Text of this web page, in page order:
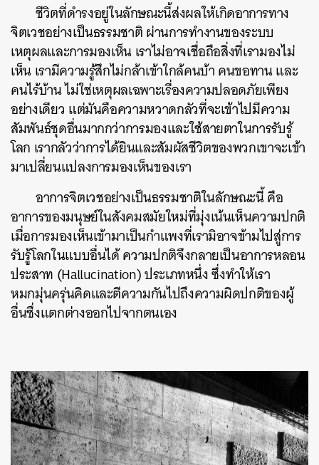
ชีวิตที่ดำรงอยู่ในลักษณะนี้ส่งผลให้เกิดอาการทาง
จิตเวชอย่างเป็นธรรมชาติ ผ่านการทำงานของระบบ
เหตุผลและการมองเห็น เราไม่อาจเชื่อถือสิ่งที่เรามองไม่
เห็น เรามีความรู้สึกไม่กล้าเข้าใกล้คนบ้า คนขอทาน และ
คนไร้บ้าน ไม่ใช่เหตุผลเฉพาะเรื่องความปลอดภัยเพียง
อย่างเดียว แต่มันคือความหวาดกลัวที่จะเข้าไปมีความ
สัมพันธ์ชุดอื่นมากกว่าการมองและใช้สายตาในการรับรู้
โลก เรากลัวว่าการได้ยินและสัมผัสชีวิตของพวกเขาจะเข้า
มาเปลี่ยนแปลงการมองเห็นของเรา
อาการจิตเวชอย่างเป็นธรรมชาติในลักษณะนี้ คือ
อาการของมนุษย์ในสังคมสมัยใหม่ที่มุ่งเน้นเห็นความปกติ
เมื่อการมองเห็นเข้ามาเป็นกำแพงที่เรามิอาจข้ามไปสู่การ
รับรู้โลกในแบบอื่นได้ ความปกติจึงกลายเป็นอาการหลอน
ประสาท (Hallucination) ประเภทหนึ่ง ซึ่งทำให้เรา
หมกมุ่นครุ่นคิดและตีความกันไปถึงความผิดปกติของผู้
อื่นซึ่งแตกต่างออกไปจากตนเอง